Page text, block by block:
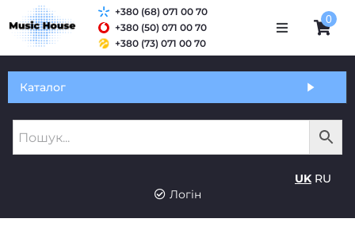
Оплата і доставка
+380 (68) 071 00 70
+380 (50) 071 00 70
+380 (73) 071 00 70
0
Каталог
UK RU
Логін